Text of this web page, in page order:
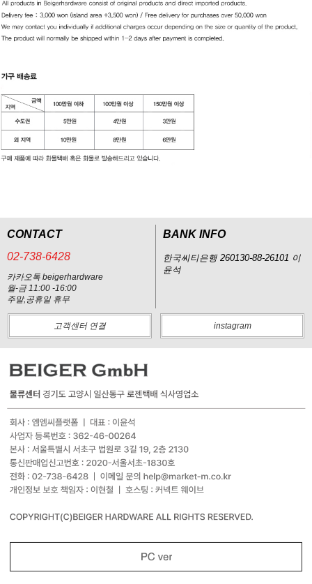
CONTACT
02-738-6428
카카오톡 beigerhardware
월-금 11:00 -16:00
주말,공휴일 휴무
BANK INFO
한국씨티은행 260130-88-26101 이
윤석
고객센터 연결 instagram